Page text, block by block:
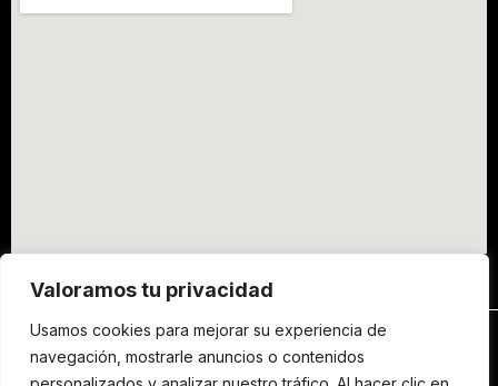
Valoramos tu privacidad
Usamos cookies para mejorar su experiencia de
navegación, mostrarle anuncios o contenidos
Copyright ©2000- 2026 Lepazze Shop |